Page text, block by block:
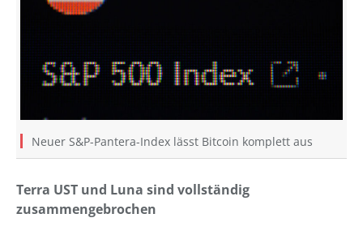
Neuer S&P-Pantera-Index lässt Bitcoin komplett aus
Terra UST und Luna sind vollständig
zusammengebrochen